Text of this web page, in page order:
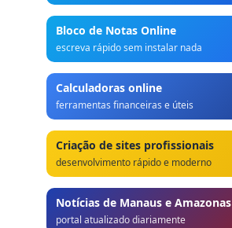
Bloco de Notas Online
escreva rápido sem instalar nada
Calculadoras online
ferramentas financeiras e úteis
Criação de sites profissionais
desenvolvimento rápido e moderno
Notícias de Manaus e Amazonas
portal atualizado diariamente